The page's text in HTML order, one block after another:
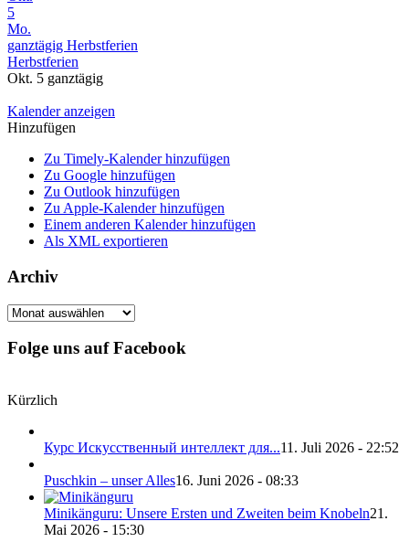
5
Mo.
ganztägig Herbstferien
Herbstferien
Okt. 5 ganztägig
Kalender anzeigen
Hinzufügen
Zu Timely-Kalender hinzufügen
Zu Google hinzufügen
Zu Outlook hinzufügen
Zu Apple-Kalender hinzufügen
Einem anderen Kalender hinzufügen
Als XML exportieren
Archiv
Archiv
Folge uns auf Facebook
Kürzlich
Курс Искусственный интеллект для...11. Juli 2026 - 22:52
Puschkin – unser Alles16. Juni 2026 - 08:33
Minikänguru: Unsere Ersten und Zweiten beim Knobeln21.
Mai 2026 - 15:30